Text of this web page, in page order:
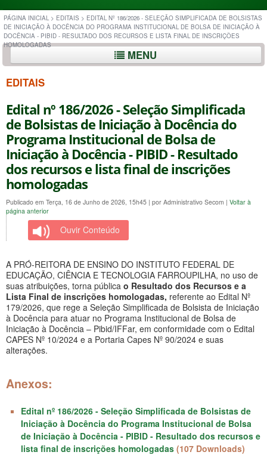
PÁGINA INICIAL > EDITAIS > EDITAL Nº 186/2026 - SELEÇÃO SIMPLIFICADA DE BOLSISTAS
DE INICIAÇÃO À DOCÊNCIA DO PROGRAMA INSTITUCIONAL DE BOLSA DE INICIAÇÃO À
DOCÊNCIA - PIBID - RESULTADO DOS RECURSOS E LISTA FINAL DE INSCRIÇÕES
HOMOLOGADAS
MENU
EDITAIS
Edital nº 186/2026 - Seleção Simplificada
de Bolsistas de Iniciação à Docência do
Programa Institucional de Bolsa de
Iniciação à Docência - PIBID - Resultado
dos recursos e lista final de inscrições
homologadas
Publicado em Terça, 16 de Junho de 2026, 15h45 | por Administrativo Secom | Voltar à
página anterior
Ouvir Conteúdo
A PRÓ-REITORA DE ENSINO DO INSTITUTO FEDERAL DE
EDUCAÇÃO, CIÊNCIA E TECNOLOGIA FARROUPILHA, no uso de
suas atribuições, torna pública o Resultado dos Recursos e a
Lista Final de inscrições homologadas, referente ao Edital Nº
179/2026, que rege a Seleção Simplificada de Bolsista de Iniciação
à Docência para atuar no Programa Institucional de Bolsa de
Iniciação à Docência – Pibid/IFFar, em conformidade com o Edital
CAPES Nº 10/2024 e a Portaria Capes Nº 90/2024 e suas
alterações.
Anexos:
Edital nº 186/2026 - Seleção Simplificada de Bolsistas de
Iniciação à Docência do Programa Institucional de Bolsa
de Iniciação à Docência - PIBID - Resultado dos recursos e
lista final de inscrições homologadas (107 Downloads)